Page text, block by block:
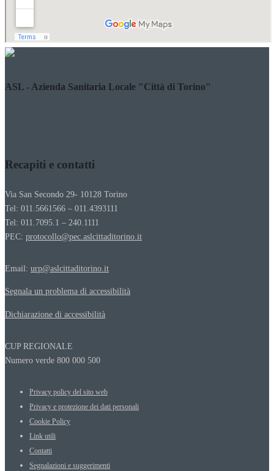
ASL - Azienda Sanitaria Locale "Città di Torino"
Recapiti e contatti
Via San Secondo 29- 10128 Torino
Tel: 011.5661566 – 011.4393111
Tel: 011.7095.1 – 240.1111
PEC: protocollo@pec.aslcittaditorino.it
Email: urp@aslcittaditorino.it
Segnala un problema di accessibilità
Dichiarazione di accessibilità
CUP REGIONALE
Numero verde 800 000 500
Privacy policy del sito web
Privacy e protezione dei dati personali
Cookie Policy
Link utili
Contatti
Segnalazioni e suggerimenti